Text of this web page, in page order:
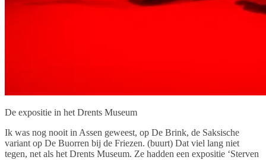
De expositie in het Drents Museum
Ik was nog nooit in Assen geweest, op De Brink, de Saksische
variant op De Buorren bij de Friezen. (buurt) Dat viel lang niet
tegen, net als het Drents Museum. Ze hadden een expositie ‘Sterven